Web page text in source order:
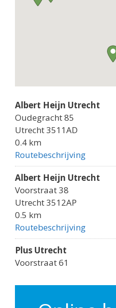
Albert Heijn Utrecht
Oudegracht 85
Utrecht 3511AD
0.4 km
Routebeschrijving
Albert Heijn Utrecht
Voorstraat 38
Utrecht 3512AP
0.5 km
Routebeschrijving
Plus Utrecht
Voorstraat 61
0.5 km